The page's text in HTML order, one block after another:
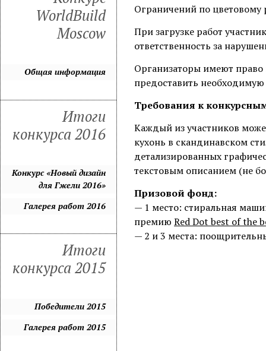
Ограничений по
При загрузке работ
ответственность за
Организаторы имеют право
предоставить
Требования к
Каждый из участников
кухонь в скандинавском
детализированных
текстовым описанием (не
Призовой фонд:
— 1 место: стиральная
премию Red Dot best of the
— 2 и 3 места:
WorldBuild
Moscow
Общая информация
Итоги
конкурса 2016
Конкурс «Новый дизайн
для Гжели 2016»
Галерея работ 2016
Итоги
конкурса 2015
Победители 2015
Галерея работ 2015